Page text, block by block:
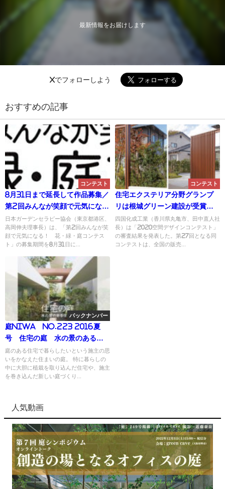
最新情報をお届けします
Xでフォローしよう
おすすめの記事
コンテスト
8月31日まで延長して作品募集／
第2回みんなが笑顔で元気にな
る！ 花・緑・庭コンテスト／
日本ガーデンセラピー協会
日本ガーデンセラピー協会（東京都港区、
高岡伸夫理事長）は、「第2回みんなが笑
顔で元気になる！ 花・緑・庭コンテス
ト」の募集期間を8月31日に...
コンテスト
住宅エクステリア分野グランプ
リは根城グリーン建設が受賞／
2020空間デザインコンテスト／
四国化成
四国化成工業（香川県丸亀市、田中直人社
長）は「2020空間デザインコンテスト」
の審査結果を発表した。第27回となる同
コンテストは、全国の販売...
バックナンバー
庭NIWA No.223 2016夏
号 住宅の庭 水の景のある住
まい
庭のある住宅で暮らしたいという施主の思
いをかなえた住まいの庭。 特に暮らしの
中に大胆に植栽を取り込んだ住宅や、施主
を巻き込んだ新しい庭づくり...
人気動画